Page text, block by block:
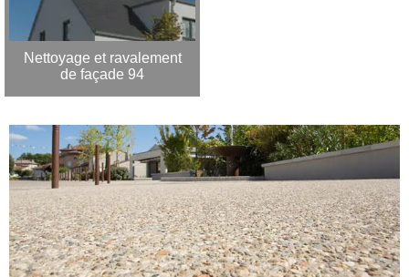
Nettoyage et ravalement
de façade 94